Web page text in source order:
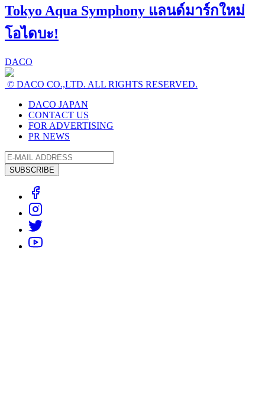
Tokyo Aqua Symphony แลนด์มาร์กใหม่
โอไดบะ!
DACO
© DACO CO.,LTD. ALL RIGHTS RESERVED.
DACO JAPAN
CONTACT US
FOR ADVERTISING
PR NEWS